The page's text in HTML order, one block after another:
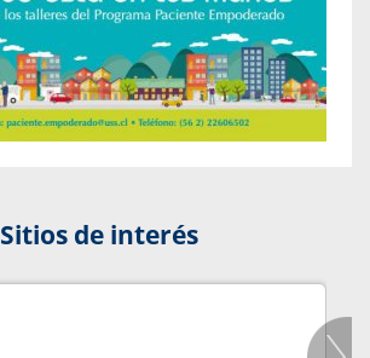
Sitios de interés